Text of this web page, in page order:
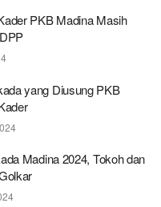
PKB Madina Masih
yang Diusung PKB
Madina 2024, Tokoh dan